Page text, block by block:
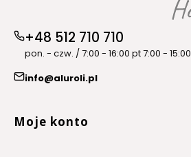
+48 512 710 710
pon. - czw. / 7:00 - 16:00 pt 7:00 - 15:00
info@aluroli.pl
Linki w stopce
Moje konto